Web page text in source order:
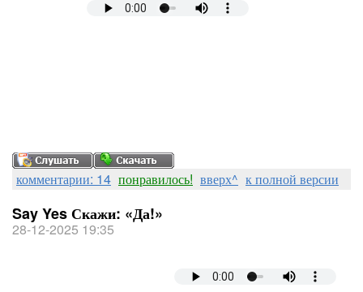
комментарии: 14 понравилось! вверх^ к полной версии
Say Yes Скажи: «Да!»
28-12-2025 19:35